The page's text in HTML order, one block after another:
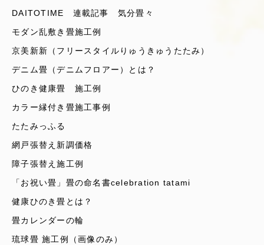
DAITOTIME 連載記事 気分畳々
モダン乱敷き畳施工例
京美新新（フリースタイルりゅうきゅうたたみ）
デニム畳（デニムフロアー）とは？
ひのき健康畳 施工例
カラー縁付き畳施工事例
たたみっふる
網戸張替え新調価格
障子張替え施工例
「お祝い畳」畳の命名書celebration tatami
健康ひのき畳とは？
畳カレンダーの輪
琉球畳 施工例（画像のみ）